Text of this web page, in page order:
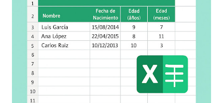
grupo, desde preescolar hasta sexto grado de primaria. 🧠
Objetivos clave de la jornada Promover entornos seguros y
afectivos dentro de la comunidad escolar Sensibilizar sobre el
maltrato, acoso escolar y abuso infantil Desarrollar habilidades
como la empatía, la comunicación y el autocuidado Aplicar ...